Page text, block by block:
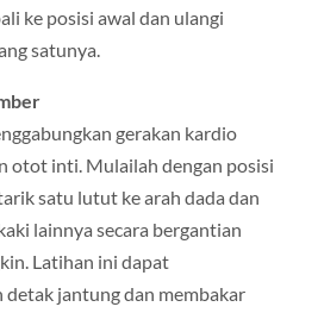
ke posisi awal dan ulangi
satunya.
gerakan kardio
otot inti. Mulailah dengan posisi
satu lutut ke arah dada dan
lainnya secara bergantian
Latihan ini dapat
detak jantung dan membakar